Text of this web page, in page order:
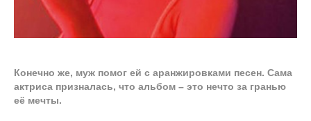
Конечно же, муж помог ей с аранжировками песен. Сама
актриса призналась, что альбом – это нечто за гранью
её мечты.